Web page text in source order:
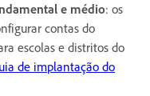
e médio: os
contas do
escolas e distritos do
de implantação do